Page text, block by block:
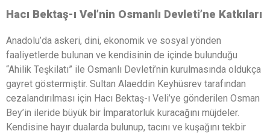
Hacı Bektaş-ı Vel’nin Osmanlı Devleti’ne Katkıları
Anadolu’da askeri, dini, ekonomik ve sosyal yönden
faaliyetlerde bulunan ve kendisinin de içinde bulunduğu
“Ahilik Teşkilatı” ile Osmanlı Devleti’nin kurulmasında oldukça
gayret göstermiştir. Sultan Alaeddin Keyhüsrev tarafından
cezalandırılması için Hacı Bektaş-ı Veli’ye gönderilen Osman
Bey’in ileride büyük bir İmparatorluk kuracağını müjdeler.
Kendisine hayır dualarda bulunup, tacını ve kuşağını tekbir